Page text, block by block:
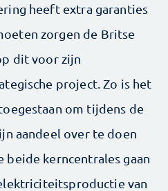
heeft extra garanties
zorgen de Britse
dit voor zijn
project. Zo is het
om tijdens de
aandeel over te doen
beide kerncentrales gaan
van